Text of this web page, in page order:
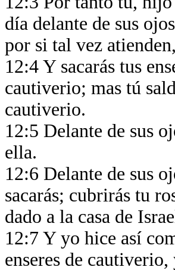
día delante de sus
por si tal vez
12:4 Y sacarás tus
cautiverio; mas tú
cautiverio.
12:5 Delante de sus
ella.
12:6 Delante de sus
sacarás; cubrirás tu
dado a la casa de
12:7 Y yo hice así
enseres de